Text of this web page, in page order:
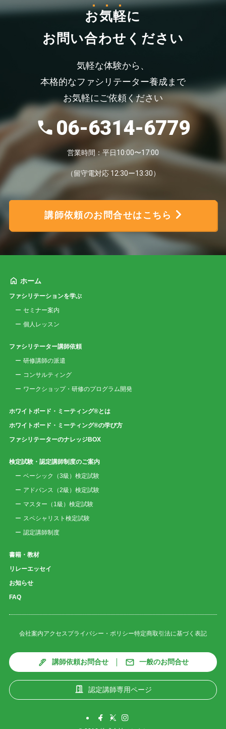
お気軽に
お問い合わせください
気軽な体験から、
本格的なファシリテーター養成まで
お気軽にご依頼ください
06-6314-6779
営業時間：平日10:00〜17:00
（留守電対応 12:30ー13:30）
講師依頼のお問合せはこちら
ホーム
ファシリテーションを学ぶ
セミナー案内
個人レッスン
ファシリテーター講師依頼
研修講師の派遣
コンサルティング
ワークショップ・研修のプログラム開発
ホワイトボード・ミーティング®とは
ホワイトボード・ミーティング®の学び方
ファシリテーターのナレッジBOX
検定試験・認定講師制度のご案内
ベーシック（3級）検定試験
アドバンス（2級）検定試験
マスター（1級）検定試験
スペシャリスト検定試験
認定講師制度
書籍・教材
リレーエッセイ
お知らせ
FAQ
会社案内アクセスプライバシー・ポリシー特定商取引法に基づく表記
講師依頼お問合せ 一般のお問合せ
認定講師専用ページ